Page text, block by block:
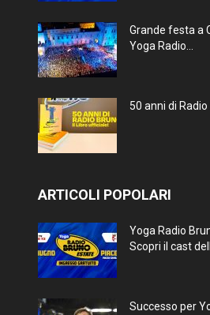
Grande festa a
Yoga Radio...
50 anni di
ARTICOLI POPOLARI
Yoga Radio
Scopri il cast
Successo per